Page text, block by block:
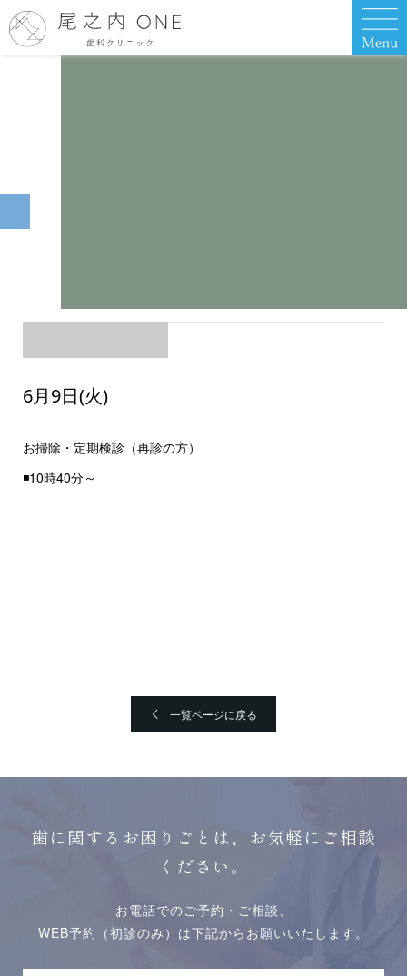
6月9日(火)
お掃除・定期検診（再診の方）
◾️10時40分～
一覧ページに戻る
歯に関するお困りごとは、お気軽にご相談
ください。
お電話でのご予約・ご相談、
WEB予約（初診のみ）は下記からお願いいたします。